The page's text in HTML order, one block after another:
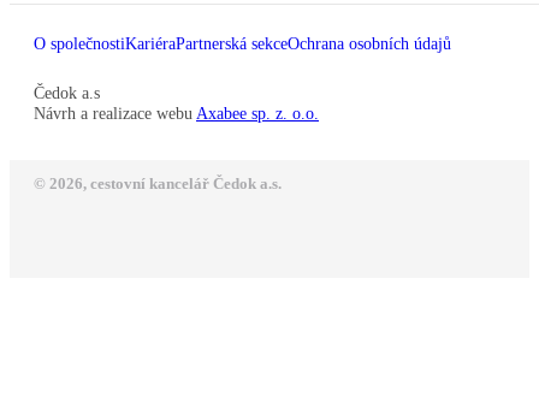
O společnostiKariéraPartnerská sekceOchrana osobních údajů
Čedok a.s
Návrh a realizace webu Axabee sp. z. o.o.
© 2026, cestovní kancelář Čedok a.s.